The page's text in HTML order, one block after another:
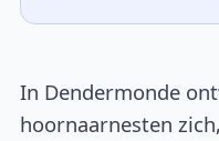
In Dendermonde
hoornaarnesten